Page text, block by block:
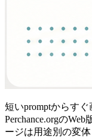
短いpromptからす
Perchance.orgの
ージは用途別の変